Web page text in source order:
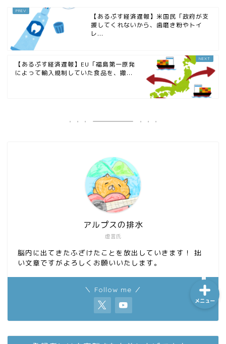
【あるぷす経済遅報】米国民「政府が支
援してくれないから、歯磨き粉やトイ
レ...
【あるぷす経済遅報】EU「福島第一原発
によって輸入規制していた食品を、撤...
虚言氏
アルプスの排水
脳内に出てきたふざけたことを放出していきます！ 拙
い文章ですがよろしくお願いいたします。
＼ Follow me ／
メニュー
シーケンス制御